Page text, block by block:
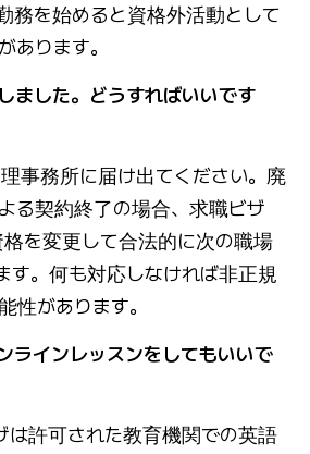
務を始めると資格外活動として
あります。
ました。どうすればいいです
事務所に届け出てください。廃
る契約終了の場合、求職ビザ
格を変更して合法的に次の職場
す。何も対応しなければ非正規
性があります。
ラインレッスンをしてもいいで
は許可された教育機関での英語